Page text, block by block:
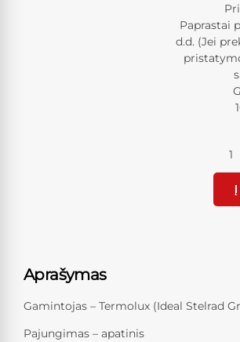
Paprastai
d.d. (Jei
Aprašymas
Gamintojas – Termolux (Ideal Stelrad
Pajungimas – apatinis